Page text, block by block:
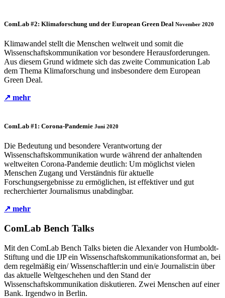
ComLab #2: Klimaforschung und der European Green Deal November 2020
Klimawandel stellt die Menschen weltweit und somit die
Wissenschaftskommunikation vor besondere Herausforderungen.
Aus diesem Grund widmete sich das zweite Communication Lab
dem Thema Klimaforschung und insbesondere dem European
Green Deal.
↗ mehr
ComLab #1: Corona-Pandemie Juni 2020
Die Bedeutung und besondere Verantwortung der
Wissenschaftskommunikation wurde während der anhaltenden
weltweiten Corona-Pandemie deutlich: Um möglichst vielen
Menschen Zugang und Verständnis für aktuelle
Forschungsergebnisse zu ermöglichen, ist effektiver und gut
recherchierter Journalismus unabdingbar.
↗ mehr
ComLab Bench Talks
Mit den ComLab Bench Talks bieten die Alexander von Humboldt-
Stiftung und die IJP ein Wissenschaftskommunikationsformat an, bei
dem regelmäßig ein/ Wissenschaftler:in und ein/e Journalist:in über
das aktuelle Weltgeschehen und den Stand der
Wissenschaftskommunikation diskutieren. Zwei Menschen auf einer
Bank. Irgendwo in Berlin.